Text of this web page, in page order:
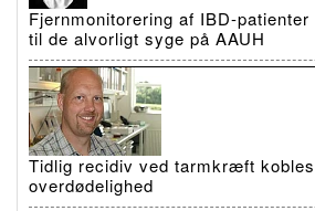
Fjernmonitorering af IBD-
til de alvorligt syge på AAUH
Tidlig recidiv ved tarmkræft
overdødelighed